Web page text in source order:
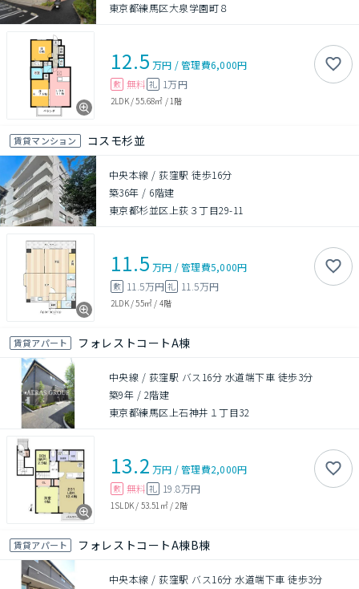
東京都練馬区大泉学園町８
12.5 万円 /管理費6,000円
敷 無料 礼 1万円
2LDK/55.68㎡ / 1階
賃貸マンション コスモ杉並
中央本線 / 荻窪駅 徒歩16分
築36年 / 6階建
東京都杉並区上荻３丁目29-11
11.5 万円 /管理費5,000円
敷 11.5万円 礼 11.5万円
2LDK/55㎡ / 4階
賃貸アパート フォレストコートA棟
中央線 / 荻窪駅 バス16分 水道端下車 徒歩3分
築9年 / 2階建
東京都練馬区上石神井１丁目32
13.2 万円 /管理費2,000円
敷 無料 礼 19.8万円
1SLDK / 53.51㎡/ 2階
賃貸アパート フォレストコートA棟B棟
中央本線 / 荻窪駅 バス16分 水道端下車 徒歩3分